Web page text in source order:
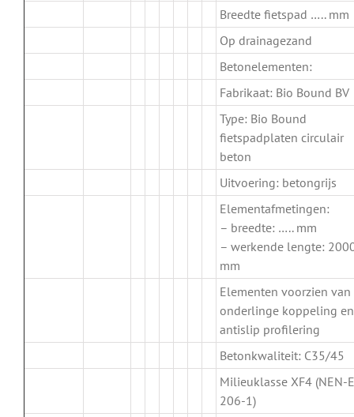
Breedte fietspad ….. mm
Op drainagezand
Betonelementen:
Fabrikaat: Bio Bound BV
Type: Bio Bound
fietspadplaten circulair
beton
Uitvoering: betongrijs
Elementafmetingen:
– breedte: ….. mm
– werkende lengte:
mm
Elementen voorzien van
onderlinge koppeling en
antislip profilering
Betonkwaliteit: C35/45
Milieuklasse XF4 (NEN-
206-1)